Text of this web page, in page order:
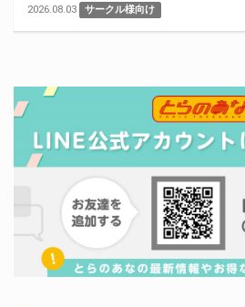
2026.08.03 サークル様向け